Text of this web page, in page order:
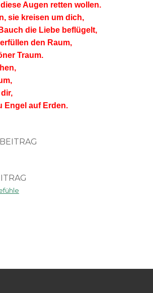
Augen retten wollen.
sie kreisen um dich,
die Liebe beflügelt,
den Raum,
Traum.
Engel auf Erden.